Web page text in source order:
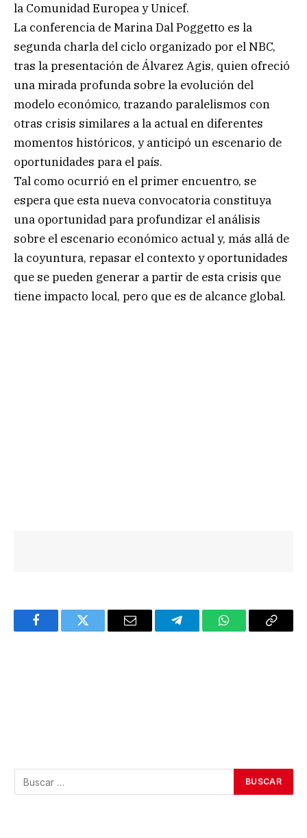
la Comunidad Europea y Unicef.
La conferencia de Marina Dal Poggetto es la
segunda charla del ciclo organizado por el NBC,
tras la presentación de Álvarez Agis, quien ofreció
una mirada profunda sobre la evolución del
modelo económico, trazando paralelismos con
otras crisis similares a la actual en diferentes
momentos históricos, y anticipó un escenario de
oportunidades para el país.
Tal como ocurrió en el primer encuentro, se
espera que esta nueva convocatoria constituya
una oportunidad para profundizar el análisis
sobre el escenario económico actual y, más allá de
la coyuntura, repasar el contexto y oportunidades
que se pueden generar a partir de esta crisis que
tiene impacto local, pero que es de alcance global.
FacebookTwitter Email TelegramWhatsAppCopy